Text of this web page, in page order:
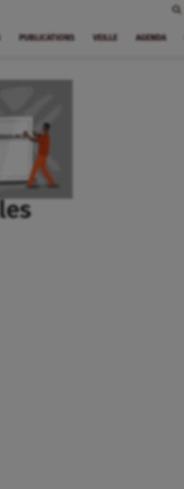
PUBLICATIONS VEILLE AGENDA